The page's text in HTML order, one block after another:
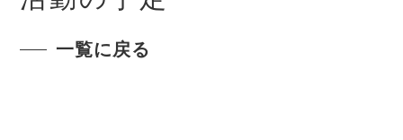
一覧に戻る